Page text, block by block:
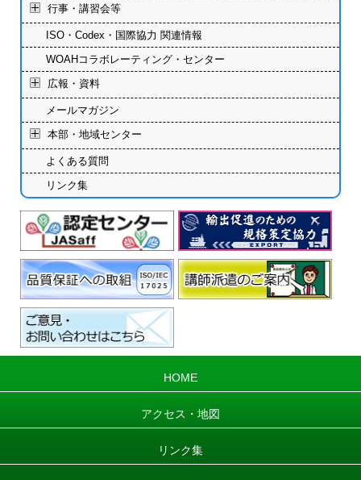
行事・講習会等
ISO・Codex・国際協力 関連情報
WOAHコラボレーティング・センター
広報・資料
メールマガジン
本部・地域センター
よくある質問
リンク集
HOME
アクセス・地図
リンク集